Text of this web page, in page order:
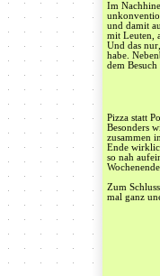
Im
und damit
mit Leuten,
Und das
habe.
dem Besuch
Pizza statt
Besonders
zusammen
Ende
so nah
Zum
mal ganz